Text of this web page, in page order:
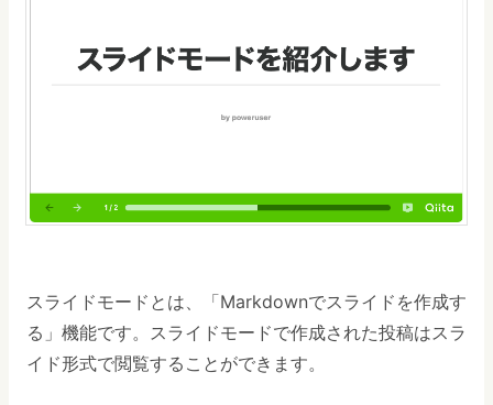
スライドモードとは、「Markdownでスライドを作成す
る」機能です。スライドモードで作成された投稿はスラ
イド形式で閲覧することができます。